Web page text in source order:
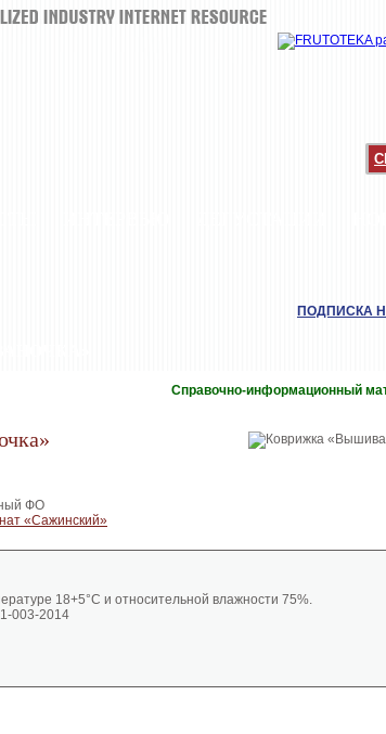
ПОДПИСКА
Справочно-информационный
ФО
«Сажинский»
18+5°С и относительной влажности 75%.
003-2014